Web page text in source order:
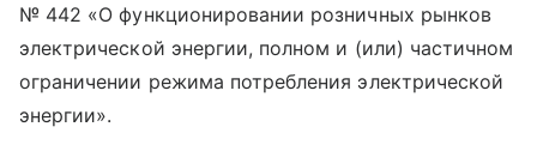
№ 442 «О функционировании розничных рынков
электрической энергии, полном и (или) частичном
ограничении режима потребления электрической
энергии».